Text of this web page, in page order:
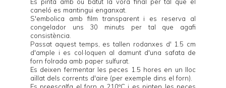
Es pinta amb ou batut la vora final per tal que el
caneló es mantingui enganxat.
S'embolica amb film transparent i es reserva al
congelador uns 30 minuts per tal que agafi
consistència.
Passat aquest temps, es tallen rodanxes d' 1.5 cm
d'ample i es col·loquen al damunt d'una safata de
forn folrada amb paper sulfurat.
Es deixen fermentar les peces 1.5 hores en un lloc
aïllat dels corrents d'aire (per exemple dins el forn).